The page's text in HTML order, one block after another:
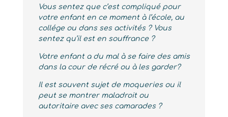
Vous sentez que c’est compliqué pour
votre enfant en ce moment à l’école, au
collége ou dans ses activités ? Vous
sentez qu’il est en souffrance ?
Votre enfant a du mal à se faire des amis
dans la cour de récré ou à les garder?
Il est souvent sujet de moqueries ou il
peut se montrer maladroit ou
autoritaire avec ses camarades ?